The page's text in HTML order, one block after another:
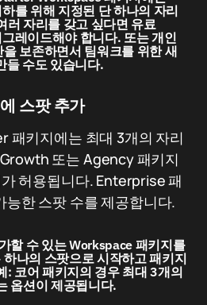
를 위해 지정된 단 하나의 자리
러 자리를 갖고 싶다면 유료
레이드해야 합니다. 또는 개인
보존하면서 팀워크를 위한 새
들 수도 있습니다.
스팟 추가
패키지에는 최대 3개의 자리
또는 Agency 패키지
허용됩니다. Enterprise 패
능한 스팟 수를 제공합니다.
할 수 있는 Workspace 패키지를
나의 스팟으로 시작하고 패키지
: 코어 패키지의 경우 최대 3개의
옵션이 제공됩니다.